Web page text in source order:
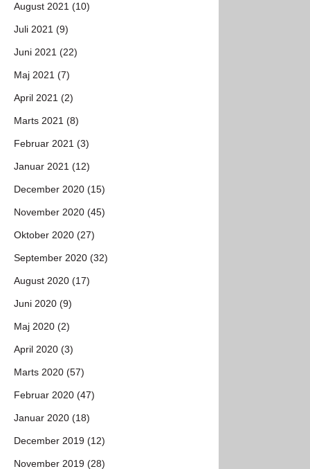
August 2021 (10)
Juli 2021 (9)
Juni 2021 (22)
Maj 2021 (7)
April 2021 (2)
Marts 2021 (8)
Februar 2021 (3)
Januar 2021 (12)
December 2020 (15)
November 2020 (45)
Oktober 2020 (27)
September 2020 (32)
August 2020 (17)
Juni 2020 (9)
Maj 2020 (2)
April 2020 (3)
Marts 2020 (57)
Februar 2020 (47)
Januar 2020 (18)
December 2019 (12)
November 2019 (28)